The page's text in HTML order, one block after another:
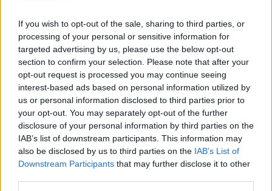
If you wish to opt-out of the sale, sharing to third parties, or
processing of your personal or sensitive information for
targeted advertising by us, please use the below opt-out
section to confirm your selection. Please note that after your
opt-out request is processed you may continue seeing
interest-based ads based on personal information utilized by
us or personal information disclosed to third parties prior to
your opt-out. You may separately opt-out of the further
disclosure of your personal information by third parties on the
IAB’s list of downstream participants. This information may
also be disclosed by us to third parties on the IAB’s List of
Downstream Participants that may further disclose it to other
Numancia
Ponferradina
CYLTV (Castilla y León)
Domingo, 02/06/2013
18:30
Tercera Federación
Playoffs de ascenso